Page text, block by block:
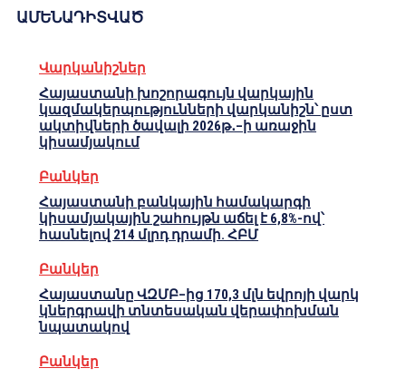
ԱՄԵՆԱԴԻՏՎԱԾ
Վարկանիշներ
Հայաստանի խոշորագույն վարկային
կազմակերպությունների վարկանիշն՝ ըստ
ակտիվների ծավալի 2026թ․–ի առաջին
կիսամյակում
Բանկեր
Հայաստանի բանկային համակարգի
կիսամյակային շահույթն աճել է 6,8%-ով՝
հասնելով 214 մլրդ դրամի. ՀԲՄ
Բանկեր
Հայաստանը ՎԶՄԲ–ից 170,3 մլն եվրոյի վարկ
կներգրավի տնտեսական վերափոխման
նպատակով
Բանկեր